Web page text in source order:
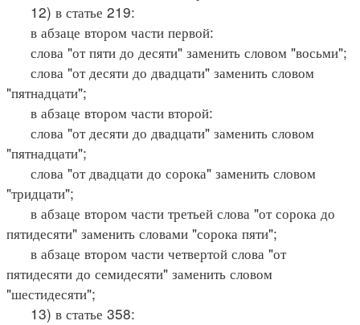
12) в статье 219:
в абзаце втором части первой:
слова "от пяти до десяти" заменить словом "восьми";
слова "от десяти до двадцати" заменить словом
"пятнадцати";
в абзаце втором части второй:
слова "от десяти до двадцати" заменить словом
"пятнадцати";
слова "от двадцати до сорока" заменить словом
"тридцати";
в абзаце втором части третьей слова "от сорока до
пятидесяти" заменить словами "сорока пяти";
в абзаце втором части четвертой слова "от
пятидесяти до семидесяти" заменить словом
"шестидесяти";
13) в статье 358: